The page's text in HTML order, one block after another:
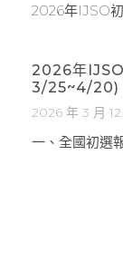
2026年IJSO
2026年IJSO
3/25~4/20)
2026 年 3 月 12
一、全國初選